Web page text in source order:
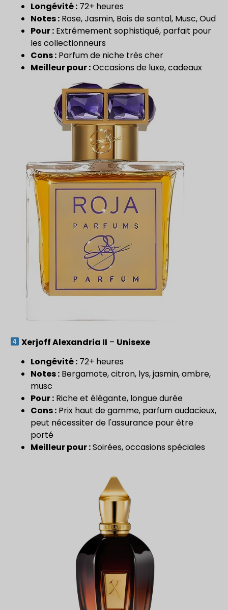
Longévité : 72+ heures
Notes : Rose, Jasmin, Bois de santal, Musc, Oud
Pour : Extrêmement sophistiqué, parfait pour
les collectionneurs
Cons : Parfum de niche très cher
Meilleur pour :Occasions de luxe, cadeaux
Xerjoff Alexandria II – Unisexe
Longévité : 72+ heures
Notes : Bergamote, citron, lys, jasmin, ambre,
musc
Pour : Riche et élégante, longue durée
Cons : Prix haut de gamme, parfum audacieux,
peut nécessiter de l'assurance pour être
porté
Meilleur pour :Soirées, occasions spéciales